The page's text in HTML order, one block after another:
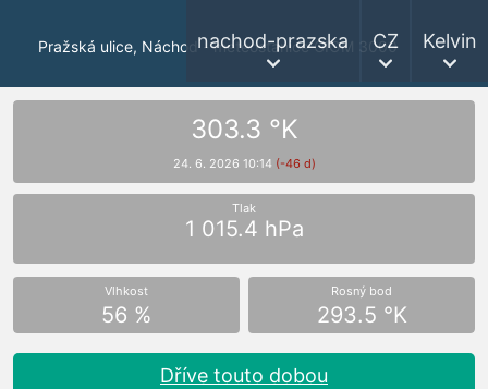
Pražská ulice, Náchod - meteostanice GIOM 3000
nachod-prazska CZ Kelvin
303.3 °K
24. 6. 2026 10:14 (-46 d)
Tlak
1 015.4 hPa
Vlhkost
56 %
Rosný bod
293.5 °K
Dříve touto dobou